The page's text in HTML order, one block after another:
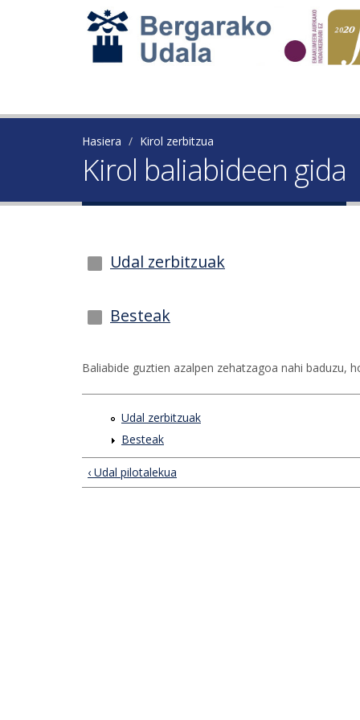
Hasiera Kirol zerbitzua
Kirol baliabideen gida
Udal zerbitzuak
Besteak
Baliabide guztien azalpen zehatzagoa nahi baduzu,
Udal zerbitzuak
Besteak
‹ Udal pilotalekua